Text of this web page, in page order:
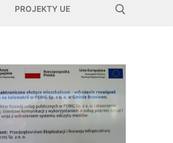
PROJEKTY UE